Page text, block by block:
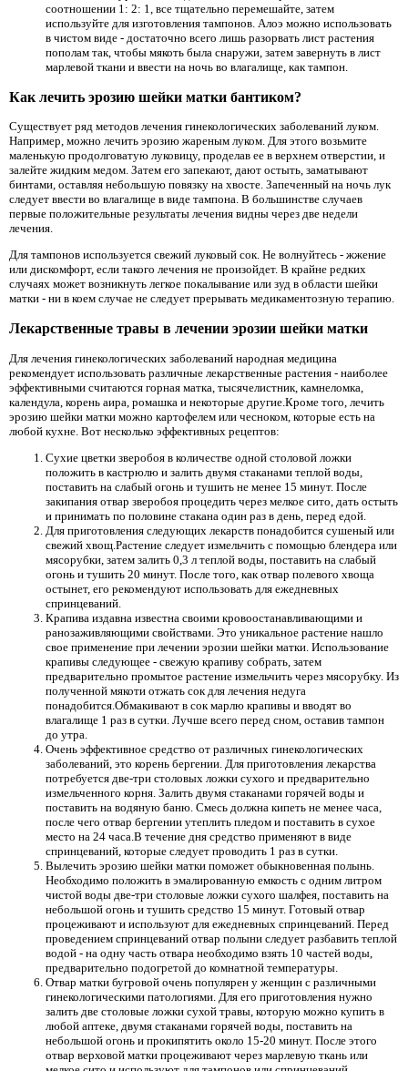
соотношении 1: 2: 1, все тщательно перемешайте, затем
используйте для изготовления тампонов. Алоэ можно использовать
в чистом виде - достаточно всего лишь разорвать лист растения
пополам так, чтобы мякоть была снаружи, затем завернуть в лист
марлевой ткани и ввести на ночь во влагалище, как тампон.
Как лечить эрозию шейки матки бантиком?
Существует ряд методов лечения гинекологических заболеваний луком.
Например, можно лечить эрозию жареным луком. Для этого возьмите
маленькую продолговатую луковицу, проделав ее в верхнем отверстии, и
залейте жидким медом. Затем его запекают, дают остыть, заматывают
бинтами, оставляя небольшую повязку на хвосте. Запеченный на ночь лук
следует ввести во влагалище в виде тампона. В большинстве случаев
первые положительные результаты лечения видны через две недели
лечения.
Для тампонов используется свежий луковый сок. Не волнуйтесь - жжение
или дискомфорт, если такого лечения не произойдет. В крайне редких
случаях может возникнуть легкое покалывание или зуд в области шейки
матки - ни в коем случае не следует прерывать медикаментозную терапию.
Лекарственные травы в лечении эрозии шейки матки
Для лечения гинекологических заболеваний народная медицина
рекомендует использовать различные лекарственные растения - наиболее
эффективными считаются горная матка, тысячелистник, камнеломка,
календула, корень аира, ромашка и некоторые другие.Кроме того, лечить
эрозию шейки матки можно картофелем или чесноком, которые есть на
любой кухне. Вот несколько эффективных рецептов:
Сухие цветки зверобоя в количестве одной столовой ложки
положить в кастрюлю и залить двумя стаканами теплой воды,
поставить на слабый огонь и тушить не менее 15 минут. После
закипания отвар зверобоя процедить через мелкое сито, дать остыть
и принимать по половине стакана один раз в день, перед едой.
Для приготовления следующих лекарств понадобится сушеный или
свежий хвощ.Растение следует измельчить с помощью блендера или
мясорубки, затем залить 0,3 л теплой воды, поставить на слабый
огонь и тушить 20 минут. После того, как отвар полевого хвоща
остынет, его рекомендуют использовать для ежедневных
спринцеваний.
Крапива издавна известна своими кровоостанавливающими и
ранозаживляющими свойствами. Это уникальное растение нашло
свое применение при лечении эрозии шейки матки. Использование
крапивы следующее - свежую крапиву собрать, затем
предварительно промытое растение измельчить через мясорубку. Из
полученной мякоти отжать сок для лечения недуга
понадобится.Обмакивают в сок марлю крапивы и вводят во
влагалище 1 раз в сутки. Лучше всего перед сном, оставив тампон
до утра.
Очень эффективное средство от различных гинекологических
заболеваний, это корень бергении. Для приготовления лекарства
потребуется две-три столовых ложки сухого и предварительно
измельченного корня. Залить двумя стаканами горячей воды и
поставить на водяную баню. Смесь должна кипеть не менее часа,
после чего отвар бергении утеплить пледом и поставить в сухое
место на 24 часа.В течение дня средство применяют в виде
спринцеваний, которые следует проводить 1 раз в сутки.
Вылечить эрозию шейки матки поможет обыкновенная полынь.
Необходимо положить в эмалированную емкость с одним литром
чистой воды две-три столовые ложки сухого шалфея, поставить на
небольшой огонь и тушить средство 15 минут. Готовый отвар
процеживают и используют для ежедневных спринцеваний. Перед
проведением спринцеваний отвар полыни следует разбавить теплой
водой - на одну часть отвара необходимо взять 10 частей воды,
предварительно подогретой до комнатной температуры.
Отвар матки бугровой очень популярен у женщин с различными
гинекологическими патологиями. Для его приготовления нужно
залить две столовые ложки сухой травы, которую можно купить в
любой аптеке, двумя стаканами горячей воды, поставить на
небольшой огонь и прокипятить около 15-20 минут. После этого
отвар верховой матки процеживают через марлевую ткань или